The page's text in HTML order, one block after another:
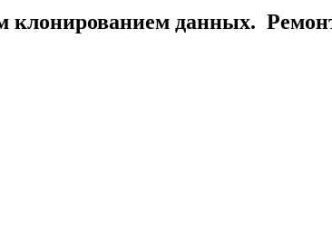
клонированием данных.